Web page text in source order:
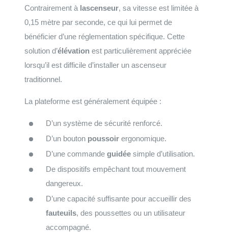
Contrairement à lascenseur, sa vitesse est limitée à
0,15 mètre par seconde, ce qui lui permet de
bénéficier d’une réglementation spécifique. Cette
solution d’élévation est particulièrement appréciée
lorsqu’il est difficile d’installer un ascenseur
traditionnel.
La plateforme est généralement équipée :
D’un système de sécurité renforcé.
D’un bouton poussoir ergonomique.
D’une commande guidée simple d’utilisation.
De dispositifs empêchant tout mouvement
dangereux.
D’une capacité suffisante pour accueillir des
fauteuils, des poussettes ou un utilisateur
accompagné.